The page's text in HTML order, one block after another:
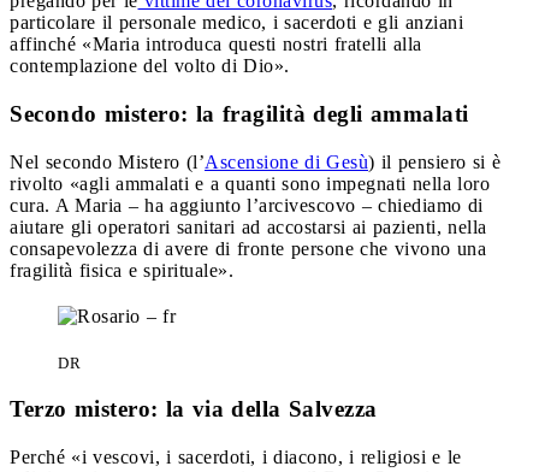
particolare il personale medico, i sacerdoti e gli anziani
affinché «Maria introduca questi nostri fratelli alla
contemplazione del volto di Dio».
Secondo mistero: la fragilità degli ammalati
Nel secondo Mistero (l’Ascensione di Gesù) il pensiero si è
rivolto «agli ammalati e a quanti sono impegnati nella loro
cura. A Maria – ha aggiunto l’arcivescovo – chiediamo di
aiutare gli operatori sanitari ad accostarsi ai pazienti, nella
consapevolezza di avere di fronte persone che vivono una
fragilità fisica e spirituale».
DR
Terzo mistero: la via della Salvezza
Perché «i vescovi, i sacerdoti, i diacono, i religiosi e le